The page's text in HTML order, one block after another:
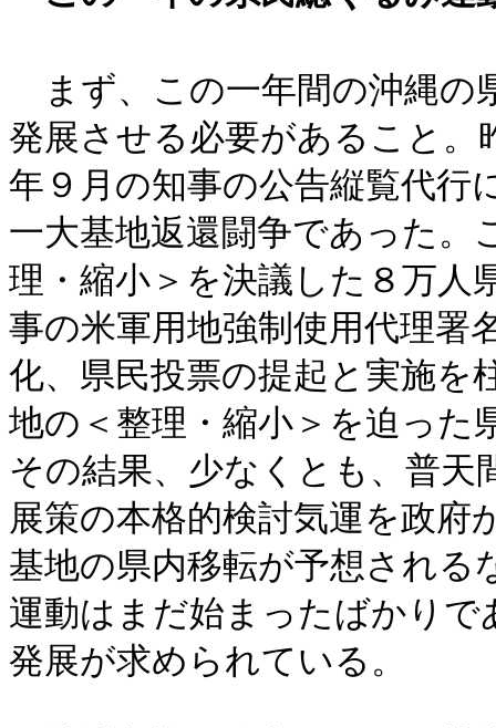
まず、この一年間の沖縄の
発展させる必要があること。
年９月の知事の公告縦覧代行
一大基地返還闘争であった。
理・縮小＞を決議した８万人
事の米軍用地強制使用代理署
化、県民投票の提起と実施を
地の＜整理・縮小＞を迫った
その結果、少なくとも、普天
展策の本格的検討気運を政
基地の県内移転が予想される
運動はまだ始まったばかり
発展が求められている。